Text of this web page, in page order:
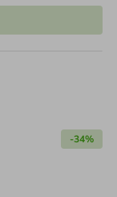
-34%